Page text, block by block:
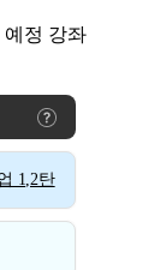
예정 강좌
1,2탄